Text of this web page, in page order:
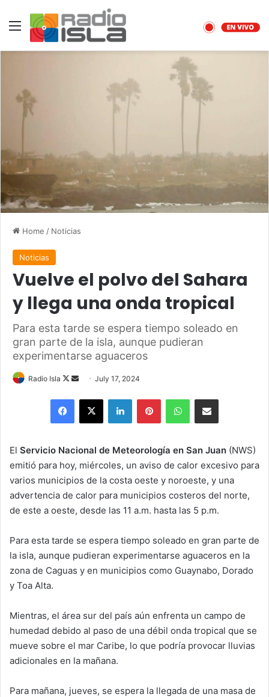
Menu
Home / Noticias
Noticias
Vuelve el polvo del Sahara
y llega una onda tropical
Para esta tarde se espera tiempo soleado en
gran parte de la isla, aunque pudieran
experimentarse aguaceros
Radio Isla
Follow
Send
email
July 17, 2024
Facebook
X LinkedInPinterestWhatsAppShare via Email
El Servicio Nacional de Meteorología en San Juan (NWS)
emitió para hoy, miércoles, un aviso de calor excesivo para
varios municipios de la costa oeste y noroeste, y una
advertencia de calor para municipios costeros del norte,
de este a oeste, desde las 11 a.m. hasta las 5 p.m.
Para esta tarde se espera tiempo soleado en gran parte de
la isla, aunque pudieran experimentarse aguaceros en la
zona de Caguas y en municipios como Guaynabo, Dorado
y Toa Alta.
Mientras, el área sur del país aún enfrenta un campo de
humedad debido al paso de una débil onda tropical que se
mueve sobre el mar Caribe, lo que podría provocar lluvias
adicionales en la mañana.
Para mañana, jueves, se espera la llegada de una masa de